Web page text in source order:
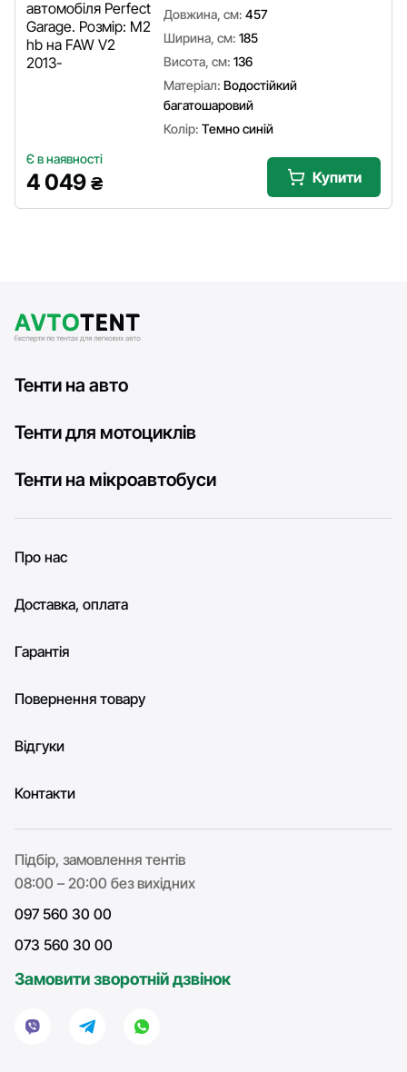
Довжина, см: 457
Ширина, см: 185
Висота, см: 136
Матеріал: Водостійкий
багатошаровий
Колір: Темно синій
Є в наявності
4 049 ₴ Купити
Тенти на авто
Тенти для мотоциклів
Тенти на мікроавтобуси
Про нас
Доставка, оплата
Гарантія
Повернення товару
Відгуки
Контакти
Підбір, замовлення тентів
08:00 – 20:00 без вихідних
097 560 30 00
073 560 30 00
Замовити зворотній дзвінок